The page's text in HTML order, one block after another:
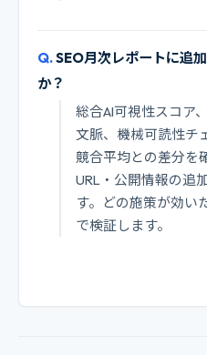
SEO月次レポートに追
か？
総合AI可視性スコア
文脈、機械可読性チ
競合平均との差分を
URL・公開情報の追
す。どの施策が効い
で検証します。